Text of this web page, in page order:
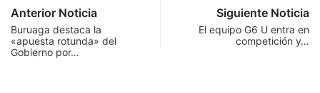
Anterior Noticia
Buruaga destaca la
«apuesta rotunda» del
Gobierno por…
Siguiente Noticia
El equipo G6 U entra en
competición y…